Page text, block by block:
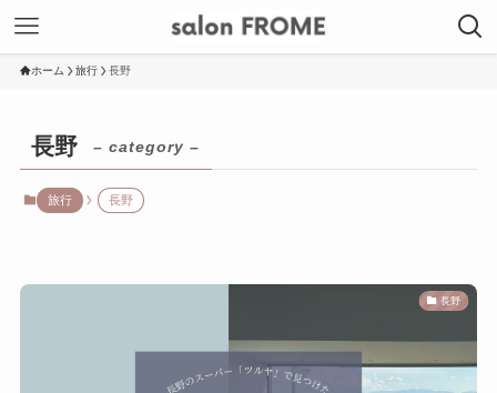
ホーム 旅行 長野
長野 – category –
旅行 長野
長野